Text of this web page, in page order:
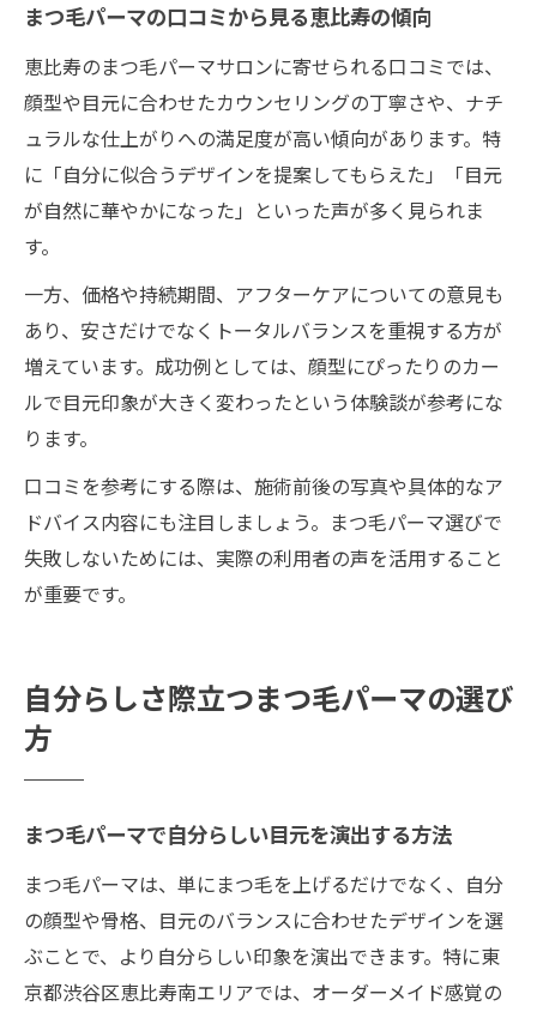
まつ毛パーマの口コミから見る恵比寿の傾向
恵比寿のまつ毛パーマサロンに寄せられる口コミでは、
顔型や目元に合わせたカウンセリングの丁寧さや、ナチ
ュラルな仕上がりへの満足度が高い傾向があります。特
に「自分に似合うデザインを提案してもらえた」「目元
が自然に華やかになった」といった声が多く見られま
す。
一方、価格や持続期間、アフターケアについての意見も
あり、安さだけでなくトータルバランスを重視する方が
増えています。成功例としては、顔型にぴったりのカー
ルで目元印象が大きく変わったという体験談が参考にな
ります。
口コミを参考にする際は、施術前後の写真や具体的なア
ドバイス内容にも注目しましょう。まつ毛パーマ選びで
失敗しないためには、実際の利用者の声を活用すること
が重要です。
自分らしさ際立つまつ毛パーマの選び
方
まつ毛パーマで自分らしい目元を演出する方法
まつ毛パーマは、単にまつ毛を上げるだけでなく、自分
の顔型や骨格、目元のバランスに合わせたデザインを選
ぶことで、より自分らしい印象を演出できます。特に東
京都渋谷区恵比寿南エリアでは、オーダーメイド感覚の